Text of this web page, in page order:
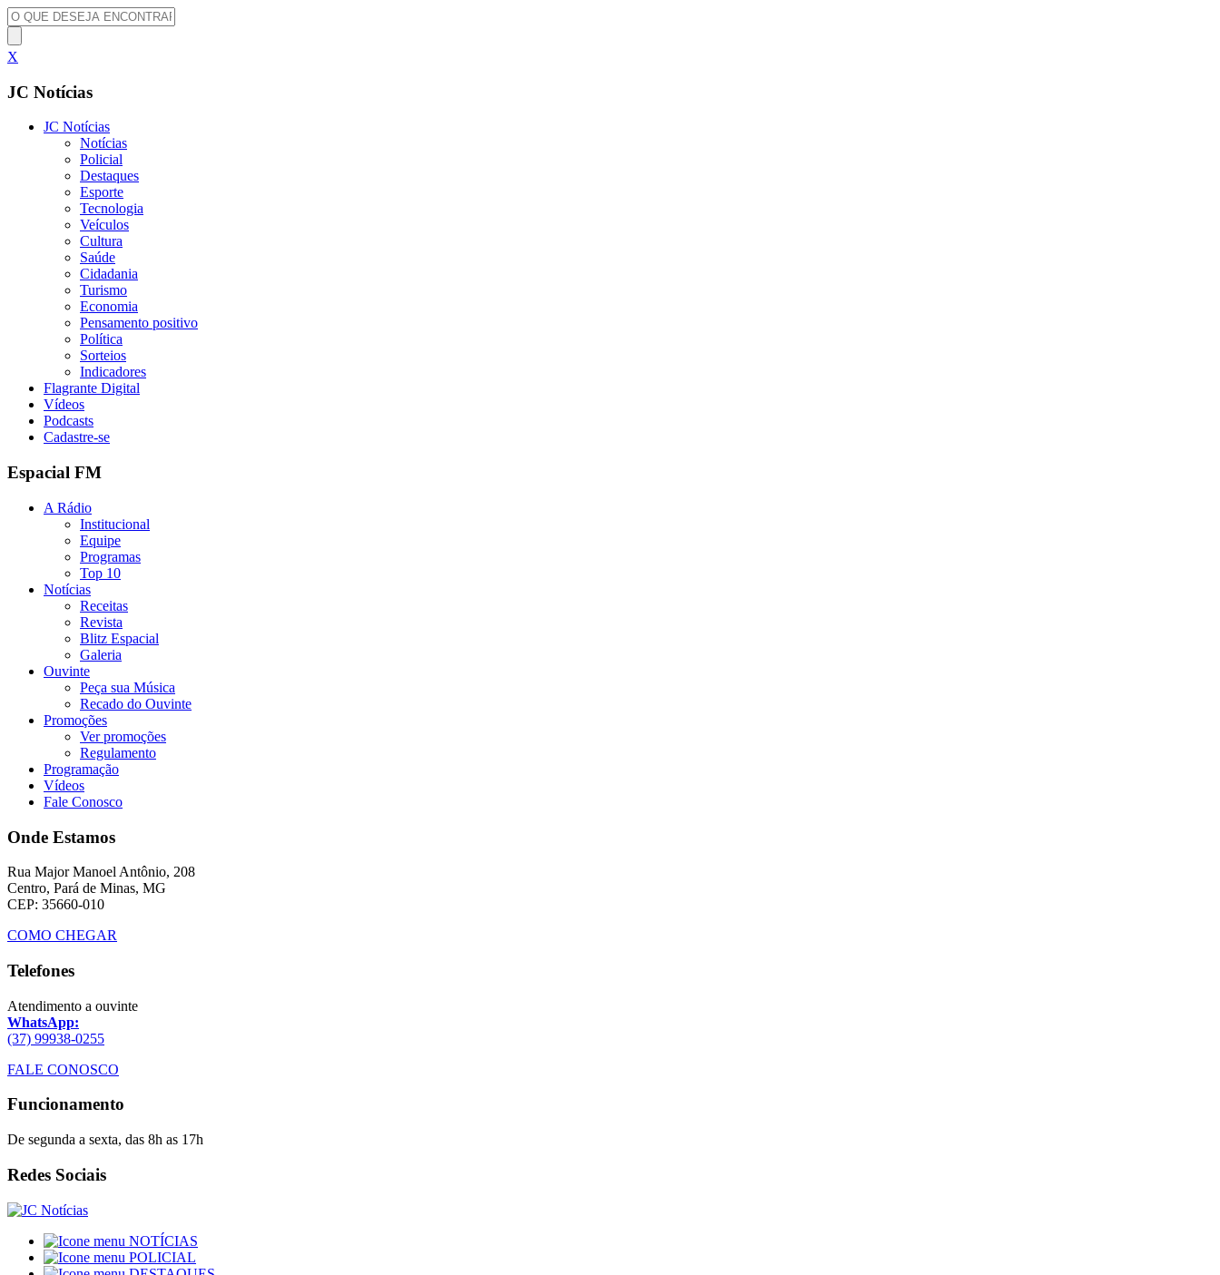
X
JC Notícias
JC Notícias
Notícias
Policial
Destaques
Esporte
Tecnologia
Veículos
Cultura
Saúde
Cidadania
Turismo
Economia
Pensamento positivo
Política
Sorteios
Indicadores
Flagrante Digital
Vídeos
Podcasts
Cadastre-se
Espacial FM
A Rádio
Institucional
Equipe
Programas
Top 10
Notícias
Receitas
Revista
Blitz Espacial
Galeria
Ouvinte
Peça sua Música
Recado do Ouvinte
Promoções
Ver promoções
Regulamento
Programação
Vídeos
Fale Conosco
Onde Estamos
Rua Major Manoel Antônio, 208
Centro, Pará de Minas, MG
CEP: 35660-010
COMO CHEGAR
Telefones
Atendimento a ouvinte
WhatsApp:
(37) 99938-0255
FALE CONOSCO
Funcionamento
De segunda a sexta, das 8h as 17h
Redes Sociais
NOTÍCIAS
POLICIAL